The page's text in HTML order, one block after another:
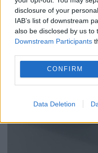
disclosure of your
IAB’s list of downstream
also be disclosed by us to
Downstream Participants
CONFIRM
Data Deletion
este motivul
climatologic are
instabilitaea